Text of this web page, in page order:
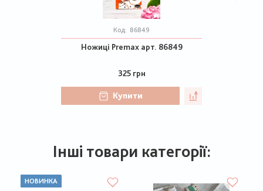
Код: 86849
Ножиці Premax арт. 86849
325 грн
Купити
Інші товари категорії:
НОВИНКА